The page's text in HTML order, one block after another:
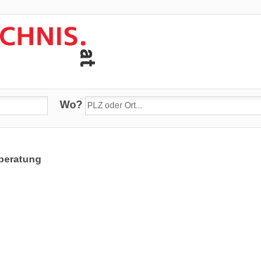
Wo?